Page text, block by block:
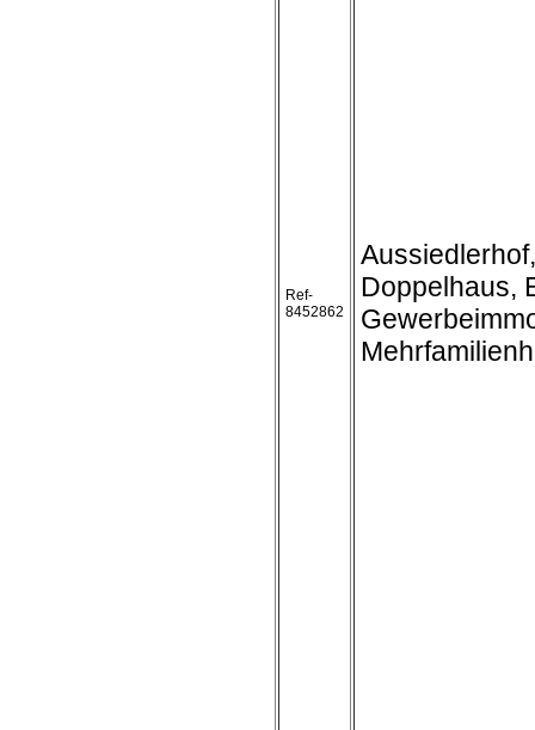
Ref-
8452862
Doppelhaus,